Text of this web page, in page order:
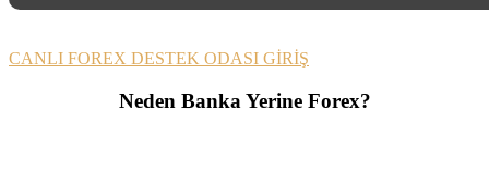
CANLI FOREX DESTEK ODASI GİRİŞ
Neden Banka Yerine Forex?